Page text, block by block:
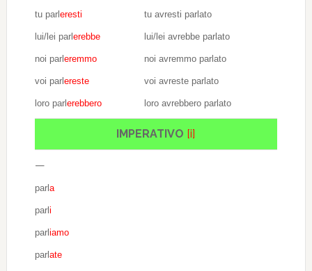
tu parl eresti
lui/lei parl erebbe
noi parl eremmo
voi parl ereste
loro parl erebbero
tu avresti parlato
lui/lei avrebbe parlato
noi avremmo parlato
voi avreste parlato
loro avrebbero parlato
IMPERATIVO [i]
—
parl a
parl i
parl iamo
parl ate